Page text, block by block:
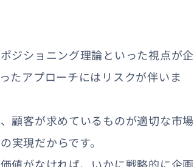
ジショニング理論といった視点が企
たアプローチにはリスクが伴いま
顧客が求めているものが適切な市場
現だからです。
値がなければ、いかに戦略的に企画